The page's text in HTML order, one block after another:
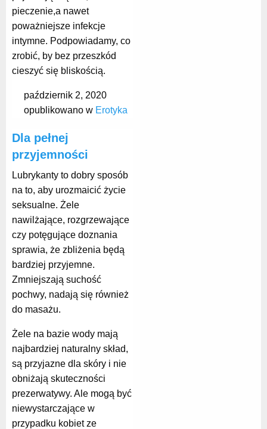
pieczenie,a nawet
poważniejsze infekcje
intymne. Podpowiadamy, co
zrobić, by bez przeszkód
cieszyć się bliskością.
październik 2, 2020
opublikowano w Erotyka
Dla pełnej
przyjemności
Lubrykanty to dobry sposób
na to, aby urozmaicić życie
seksualne. Żele
nawilżające, rozgrzewające
czy potęgujące doznania
sprawia, że zbliżenia będą
bardziej przyjemne.
Zmniejszają suchość
pochwy, nadają się również
do masażu.
Żele na bazie wody mają
najbardziej naturalny skład,
są przyjazne dla skóry i nie
obniżają skuteczności
prezerwatywy. Ale mogą być
niewystarczające w
przypadku kobiet ze